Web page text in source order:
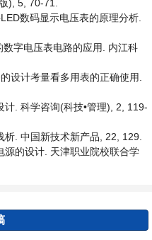
), 5, 70-71.
数码显示电压表的原理分析.
字电压表电路的应用. 内江科
设计考量看多用表的正确使用.
. 科学咨询(科技•管理), 2, 119-
. 中国新技术新产品, 22, 129.
的设计. 天津职业院校联合学